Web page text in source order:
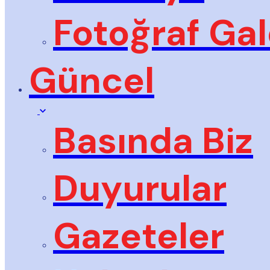
Fotoğraf
Güncel
Basında Biz
Duyurular
Gazeteler